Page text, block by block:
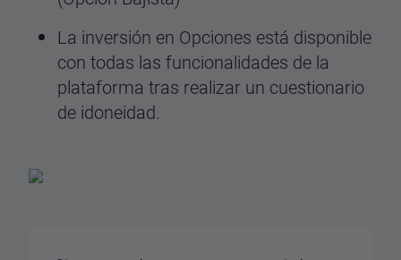
La inversión en Opciones está disponible
con todas las funcionalidades de la
plataforma tras realizar un cuestionario
de idoneidad.